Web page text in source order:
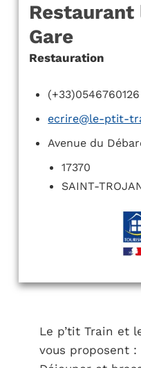
Gare
Restauration
(+33)0546760126
ecrire@le-ptit-
Avenue du
17370
SAINT-
Le p’tit Train et
vous proposent :